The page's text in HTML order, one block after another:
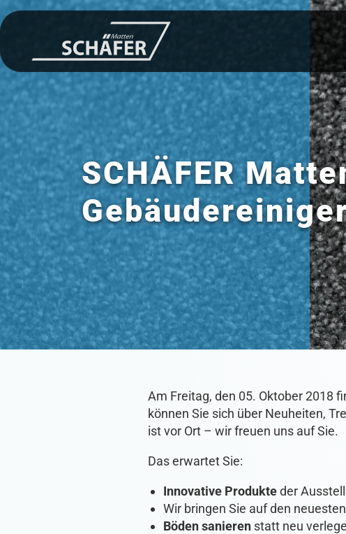
SCHÄFER
Am Freitag, den 05. Oktober 2018
können Sie sich über Neuheiten,
ist vor Ort – wir freuen uns auf Sie.
Das erwartet Sie:
Innovative Produkteder
Wir bringen Sie auf den
Böden sanierenstatt neu